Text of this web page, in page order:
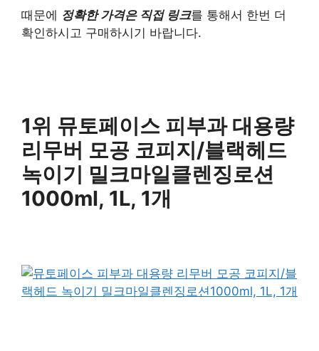
때문에 정확한 가격은 직접 링크를 통해서 한번 더
확인하시고 구매하시기 바랍니다.
1위 뮤토페이스 피부과 대용량
리무버 모공 코피지/블랙헤드
녹이기 밀크마일클렌징로션
1000ml, 1L, 1개